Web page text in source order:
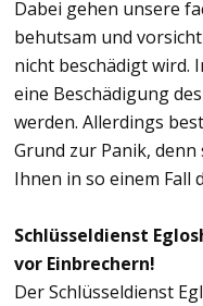
Dabei gehen unsere
behutsam und
nicht beschädigt wird.
eine Beschädigung
werden. Allerdings
Grund zur Panik,
Ihnen in so einem Fall
Schlüsseldienst
vor Einbrechern!
Der Schlüsseldienst